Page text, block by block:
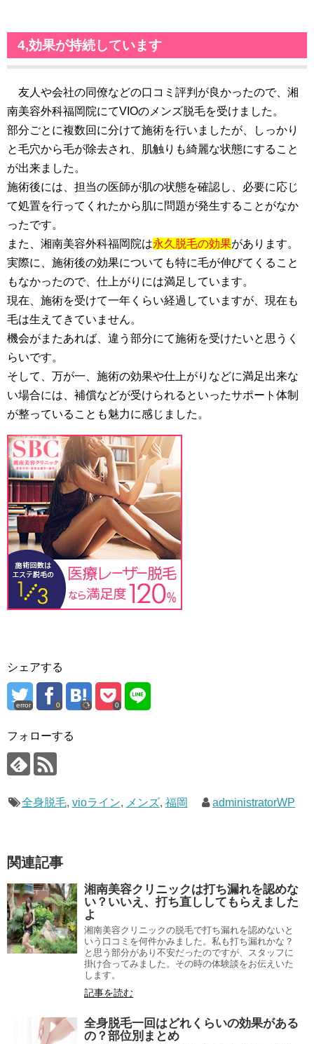
4,効果が持続しています
友人や会社の同僚などの口コミ評判が良かったので、湘
南美容外科福岡院にてVIOのメンズ脱毛を受けました。
部分ごとに複数回に分けて施術を行いましたが、しっかり
と毛穴から毛が除去され、肌触りも綺麗な状態にすること
が出来ました。
施術後には、担当の医師が肌の状態を確認し、必要に応じ
て処置を行ってくれたから肌に問題が発生することがなか
ったです。
また、湘南美容外科福岡院は永久脱毛の効果があります。
実際に、施術後の効果についても特に毛が伸びてくること
もなかったので、仕上がりには満足しています。
現在、施術を受けて一年くらい経過していますが、現在も
毛は生えてきていません。
機会がまたあれば、違う部分にて施術を受けたいと思うく
らいです。
そして、万が一、施術の効果や仕上がりなどに満足出来な
い場合には、補償などが受けられるといったサポート体制
が整っていることも魅力に感じました。
シェアする
error 0 0
フォローする
全身脱毛, vioライン, メンズ, 福岡 administratorWP
関連記事
湘南美容クリニックは打ち漏れを認めな
い？いいえ、打ち直ししてもらえました
よ
湘南美容クリニックの脱毛で打ち漏れを認めないと
いう口コミを何件かみました。私も打ち漏れかな？
と思う部分があり不安だったのですが、スタッフに
掛け合ってみました。その時の体験談をお伝えいた
します。
記事を読む
全身脱毛一回はどれくらいの効果がある
の？部位別まとめ